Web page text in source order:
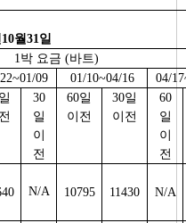
월31일
1박 요금 (바트)
09 01/10~04/16
04/
30
일
이
전
60일
이전
30일
이전
60
일
이
전
N/A 10795 11430 N/A